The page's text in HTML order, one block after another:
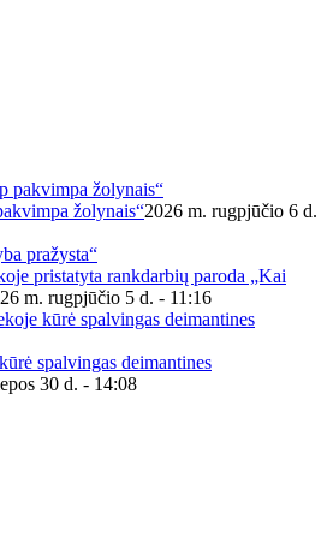
žolynais“2026 m. rugpjūčio 6 d.
pristatyta rankdarbių paroda „Kai
m. rugpjūčio 5 d. - 11:16
spalvingas deimantines
30 d. - 14:08